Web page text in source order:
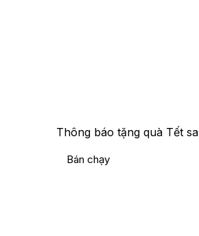
Thông báo tặng quà Tết
Bán chạy